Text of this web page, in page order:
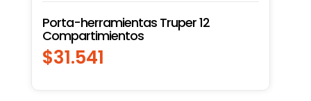
Porta-herramientas Truper 12
Compartimientos
$31.541